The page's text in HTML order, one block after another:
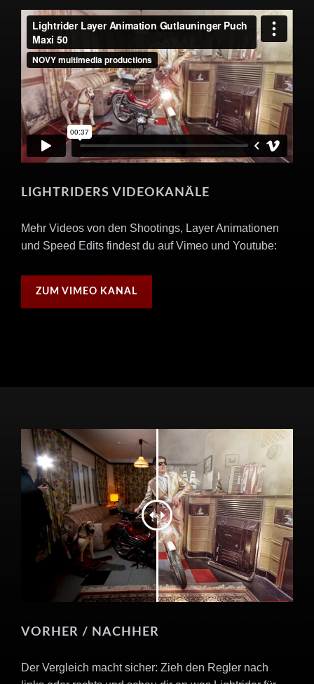
LIGHTRIDERS VIDEOKANÄLE
Mehr Videos von den Shootings, Layer Animationen
und Speed Edits findest du auf Vimeo und Youtube:
ZUM VIMEO KANAL
VORHER / NACHHER
Der Vergleich macht sicher: Zieh den Regler nach